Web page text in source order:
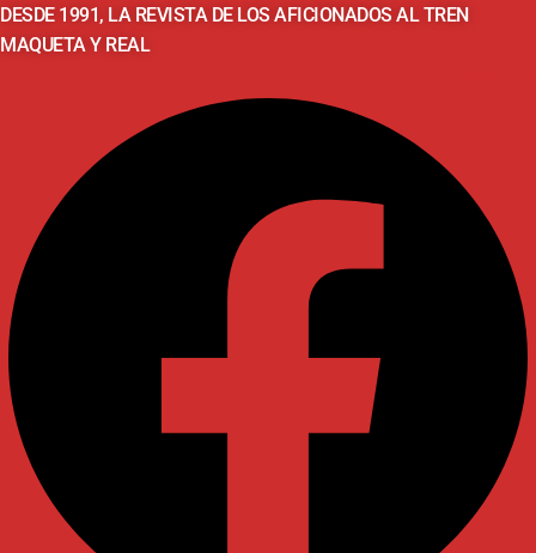
DESDE 1991, LA REVISTA DE LOS AFICIONADOS AL TREN
MAQUETA Y REAL